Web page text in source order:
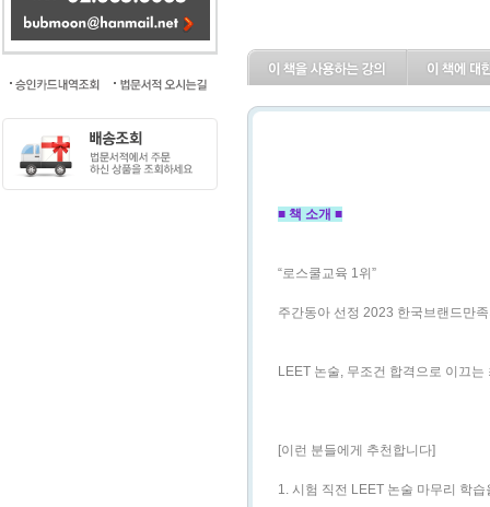
■ 책 소개 ■
“로스쿨교육 1위”
주간동아 선정 2023 한국브랜드만
LEET 논술, 무조건 합격으로 이끄는
[이런 분들에게 추천합니다]
1. 시험 직전 LEET 논술 마무리 학습